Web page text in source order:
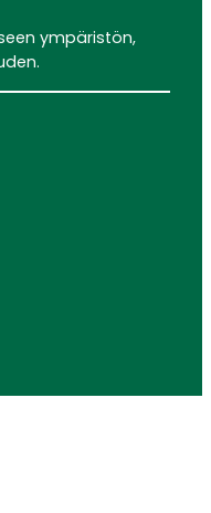
ympäristön,